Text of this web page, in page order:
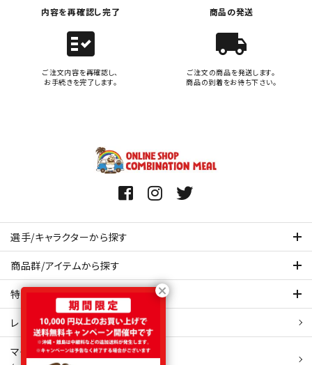
内容を再確認し完了
fact_check
ご注文内容を再確認し、
お手続きを完了します。
商品の発送
local_shipping
ご注文の商品を発送します。
商品の到着をお待ち下さい。
選手/キャラクターから探す
商品群/アイテムから探す
特集ページを見てみる
レビュー・口コミ 一覧ページ
マイアカウント